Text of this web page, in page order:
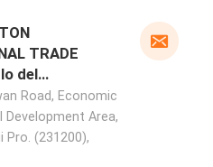
TRADE
del
Road, Economic
Development Area,
Pro. (231200),